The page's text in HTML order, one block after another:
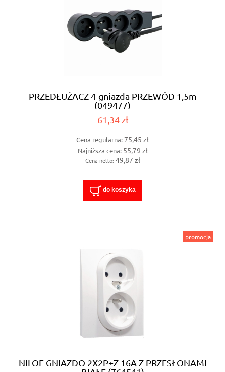
PRZEDŁUŻACZ 4-gniazda PRZEWÓD 1,5m
(049477)
61,34 zł
Cena regularna:75,45 zł
Najniższa cena:55,79 zł
Cena netto: 49,87 zł
do koszyka
NILOE GNIAZDO 2X2P+Z 16A Z PRZESŁONAMI
promocja